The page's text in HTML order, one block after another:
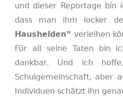
und dieser Reportage bin
dass man ihm locker
Haushelden‟ verleihen
Für all seine Taten bin
dankbar. Und ich
Schulgemeinschaft, aber
Individuen schätzt ihn